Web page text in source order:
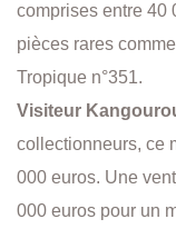
comprises entre 40
pièces rares
Tropique n°351.
Visiteur
collectionneurs, ce
000 euros. Une
000 euros pour un